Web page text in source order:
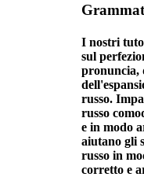
I nostri
sul
pronuncia,
russo.
russo
e in modo
aiutano gli
russo in
corretto e